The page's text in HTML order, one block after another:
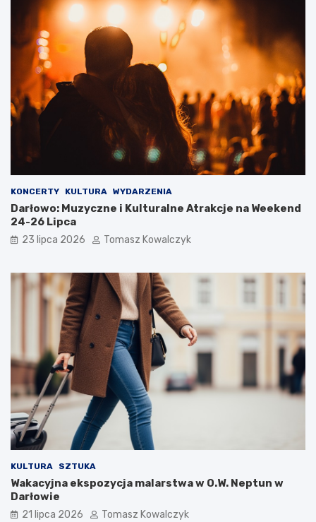
KONCERTY KULTURA WYDARZENIA
Darłowo: Muzyczne i Kulturalne Atrakcje na Weekend
24-26 Lipca
23 lipca 2026 Tomasz Kowalczyk
KULTURA SZTUKA
Wakacyjna ekspozycja malarstwa w O.W. Neptun w
Darłowie
21 lipca 2026 Tomasz Kowalczyk